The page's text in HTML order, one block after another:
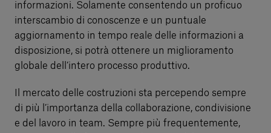
informazioni. Solamente consentendo un proficuo
interscambio di conoscenze e un puntuale
aggiornamento in tempo reale delle informazioni a
disposizione, si potrà ottenere un miglioramento
globale dell’intero processo produttivo.
Il mercato delle costruzioni sta percependo sempre
di più l’importanza della collaborazione, condivisione
e del lavoro in team. Sempre più frequentemente,